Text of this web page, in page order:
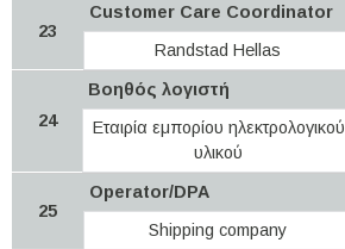
23
Customer Care Coordinator
Randstad Hellas
24
Βοηθός λογιστή
Εταιρία εμπορίου ηλεκτρολογικού
υλικού
25
Operator/DPA
Shipping company